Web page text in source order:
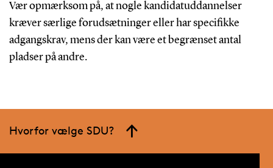
Vær opmærksom på, at nogle kandidatuddannelser
kræver særlige forudsætninger eller har specifikke
adgangskrav, mens der kan være et begrænset antal
pladser på andre.
Hvorfor vælge SDU?